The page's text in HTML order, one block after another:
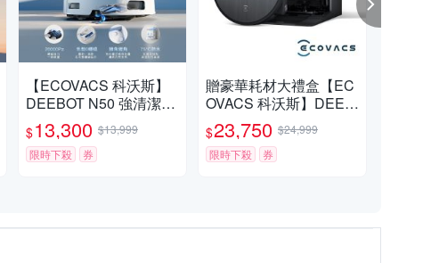
【ECOVACS 科沃斯】
DEEBOT N50 強清潔全
能掃拖機器人(20000Pa/
雙恆貼邊/全能基站)
$13,300 $13,999
限時下殺
券
贈豪華耗材大禮盒【EC
OVACS 科沃斯】DEEB
OT X11 PRO無限續航
滾筒洗地機器人 (掃地機
器人)
$23,750 $24,999
限時下殺
券